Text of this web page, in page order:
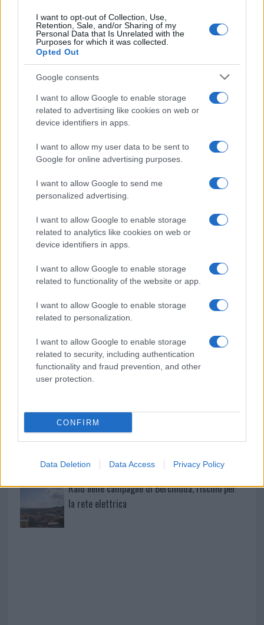
I want to opt-out of Collection, Use,
Retention, Sale, and/or Sharing of my
Personal Data that Is Unrelated with the
Purposes for which it was collected.
Opted Out
Google consents
I want to allow Google to enable storage
related to advertising like cookies on web or
device identifiers in apps.
I want to allow my user data to be sent to
Google for online advertising purposes.
I want to allow Google to send me
personalized advertising.
I want to allow Google to enable storage
related to analytics like cookies on web or
device identifiers in apps.
I want to allow Google to enable storage
related to functionality of the website or app.
I want to allow Google to enable storage
related to personalization.
I want to allow Google to enable storage
related to security, including authentication
functionality and fraud prevention, and other
user protection.
CONFIRM
Data Deletion Data Access Privacy Policy
Condividi l'articolo
F
a
ce
b
o
o
k
T
w
it
te
r
Pi
n
te
re
st
W
h
s
A
p
p
S
h
re
Prossimo articolo
NOTIZIE RECENTI
Le previsioni meteo per il weekend a Olbia e in
Michelle Hunziker in Gallura, bella anche dal
vivo: un amico vip svela come fa
Calangianus, dopo le polemiche il centro
accoglienza minori chiude
Olbia, divieto di sosta contro spaccio e degrado:
esplode la protesta
Monte Pino, la fine di un lungo dolore: storia e
Raid nelle campagne di Berchidda, rischio per
la rete elettrica